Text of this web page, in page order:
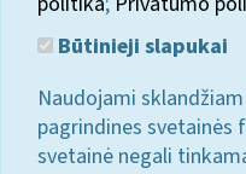
Būtinieji slapukai
Naudojami
pagrindines svetainės
svetainė negali